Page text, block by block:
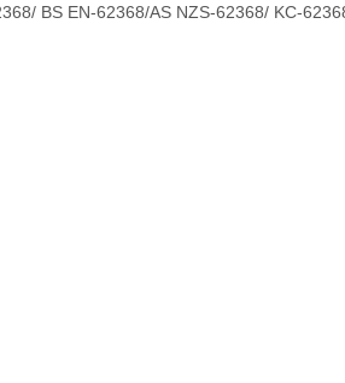
BS EN-62368/AS NZS-62368/ KC-